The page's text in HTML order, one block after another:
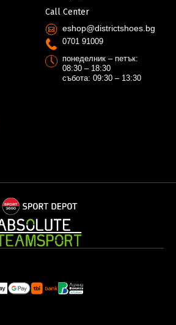
Call Center
eshop@districtshoes.bg
0701 91009
понеделник – петък:
08:30 – 18:30
събота: 09:30 – 13:30